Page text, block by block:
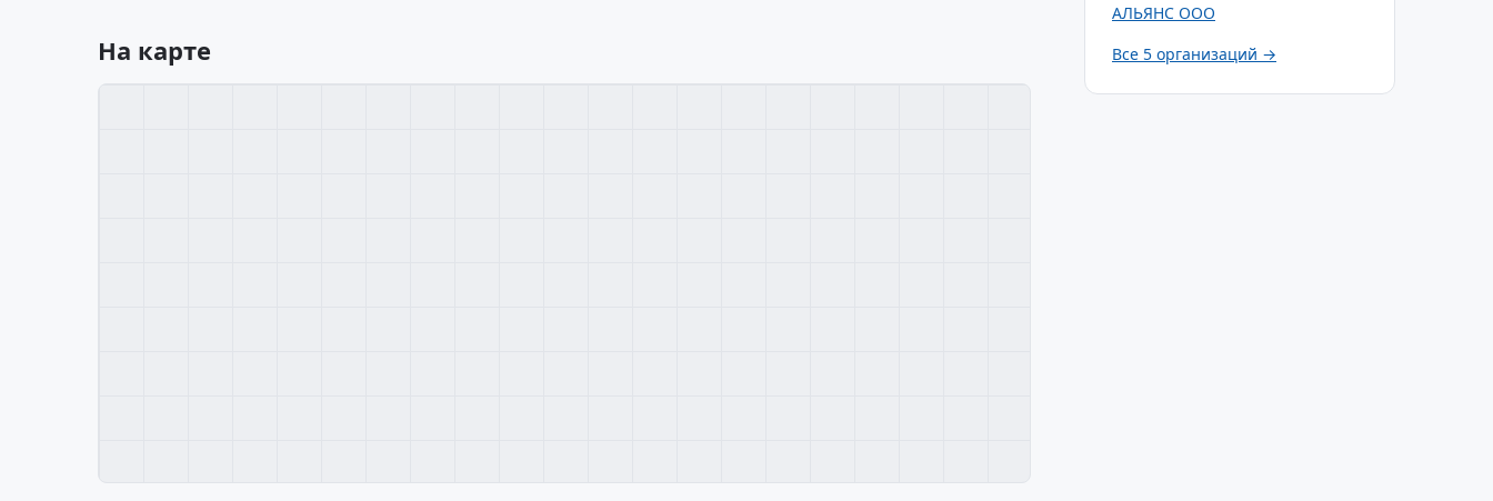
На карте
АЛЬЯНС ООО
Все 5 организаций →